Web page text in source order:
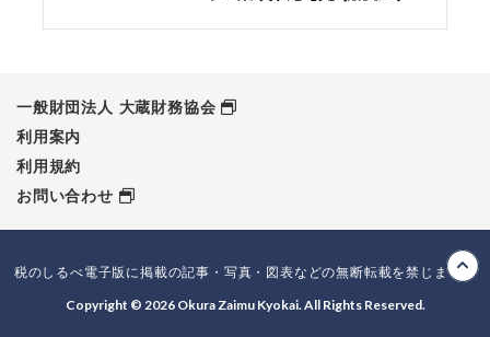
一般財団法人 大蔵財務協会
利用案内
利用規約
お問い合わせ
税のしるべ電子版に掲載の記事・写真・図表などの無断転載を禁じます。
Copyright © 2026 Okura Zaimu Kyokai. All Rights Reserved.